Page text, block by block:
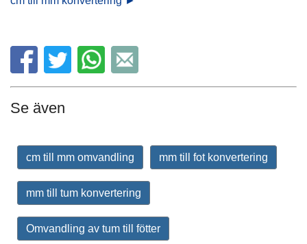
Se även
cm till mm omvandling mm till fot konvertering
mm till tum konvertering
Omvandling av tum till fötter